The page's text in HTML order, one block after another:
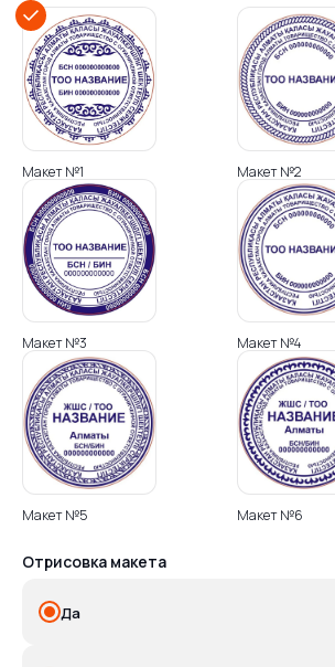
Макет №1 Макет №2
Макет №3 Макет №4
Макет №5 Макет №6
Отрисовка макета
Да